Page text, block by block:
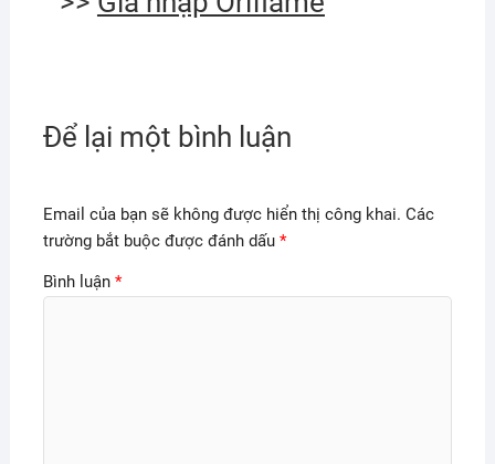
Để lại một bình luận
Email của bạn sẽ không được hiển thị công khai. Các
trường bắt buộc được đánh dấu *
Bình luận *